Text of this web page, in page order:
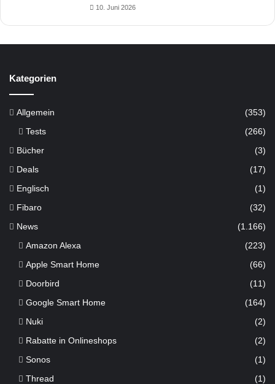
10. Juni 2026
Kategorien
Allgemein (353)
Tests (266)
Bücher (3)
Deals (17)
Englisch (1)
Fibaro (32)
News (1.166)
Amazon Alexa
(223)
Apple Smart Home
(66)
Doorbird
(11)
Google Smart Home
(164)
Nuki
(2)
Rabatte in Onlineshops
(2)
Sonos
(1)
Thread
(1)